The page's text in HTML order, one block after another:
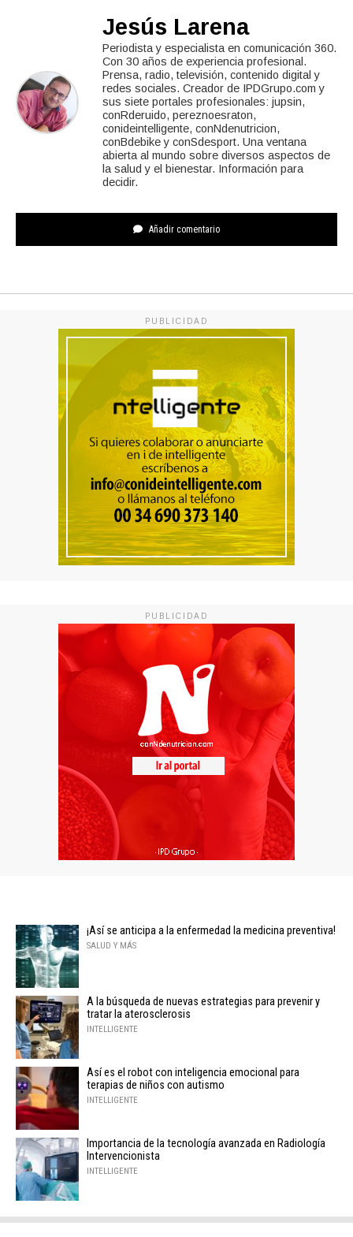
Jesús Larena
Periodista y especialista en comunicación 360.
Con 30 años de experiencia profesional.
Prensa, radio, televisión, contenido digital y
redes sociales. Creador de IPDGrupo.com y
sus siete portales profesionales: jupsin,
conRderuido, pereznoesraton,
conideintelligente, conNdenutricion,
conBdebike y conSdesport. Una ventana
abierta al mundo sobre diversos aspectos de
la salud y el bienestar. Información para
decidir.
Añadir comentario
PUBLICIDAD
PUBLICIDAD
¡Así se anticipa a la enfermedad la medicina preventiva!
SALUD Y MÁS
A la búsqueda de nuevas estrategias para prevenir y
tratar la aterosclerosis
INTELLIGENTE
Así es el robot con inteligencia emocional para
terapias de niños con autismo
INTELLIGENTE
Importancia de la tecnología avanzada en Radiología
Intervencionista
INTELLIGENTE